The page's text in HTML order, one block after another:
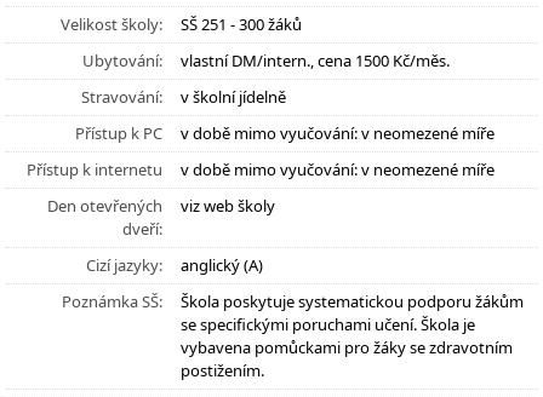
Velikost školy:
SŠ 251 - 300 žáků
Ubytování:
vlastní DM/intern., cena 1500 Kč/měs.
Stravování:
v školní jídelně
Přístup k PC
v době mimo vyučování: v neomezené míře
Přístup k internetu
v době mimo vyučování: v neomezené míře
Den otevřených
dveří:
viz web školy
Cizí jazyky:
anglický (A)
Poznámka SŠ:
Škola poskytuje systematickou podporu žákům
se specifickými poruchami učení. Škola je
vybavena pomůckami pro žáky se zdravotním
postižením.